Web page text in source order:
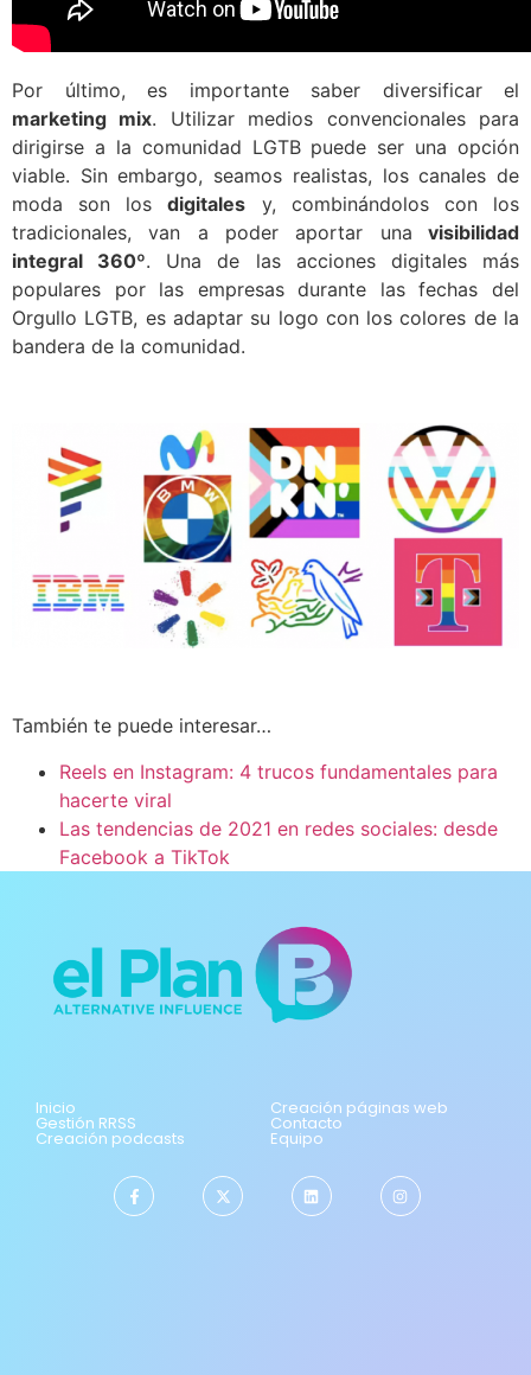
Por último, es importante saber diversificar el
marketing mix. Utilizar medios convencionales para
dirigirse a la comunidad LGTB puede ser una opción
viable. Sin embargo, seamos realistas, los canales de
moda son losdigitales y, combinándolos con los
tradicionales, van a poder aportar una visibilidad
integral 360º. Una de las acciones digitales más
populares por las empresas durante las fechas del
Orgullo LGTB, es adaptar su logo con los colores de la
bandera de la comunidad.
También te puede interesar…
Reels en Instagram: 4 trucos fundamentales para
hacerte viral
Las tendencias de 2021 en redes sociales: desde
Facebook a TikTok
Inicio
Gestión RRSS
Creación podcasts
Creación páginas web
Contacto
Equipo